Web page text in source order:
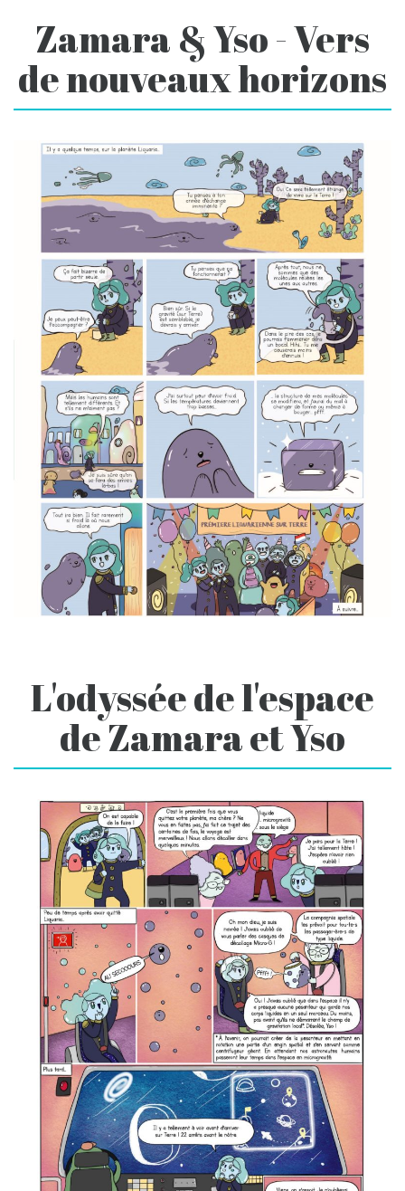
Zamara & Yso - Vers
de nouveaux horizons
L'odyssée de l'espace
de Zamara et Yso